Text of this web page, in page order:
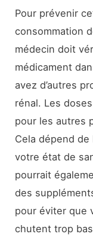
Pour prévenir
consommation
médecin doit
médicament
avez d’autres
rénal. Les
pour les autres
Cela dépend
votre état de
pourrait
des
pour éviter que
chutent trop